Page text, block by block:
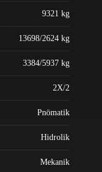
9321 kg
13698/2624 kg
3384/5937 kg
2X/2
Pnömatik
Hidrolik
Mekanik